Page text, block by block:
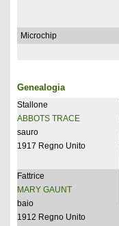
Microchip
Genealogia
Stallone
ABBOTS TRACE
sauro
1917 Regno Unito
Fattrice
MARY GAUNT
baio
1912 Regno Unito